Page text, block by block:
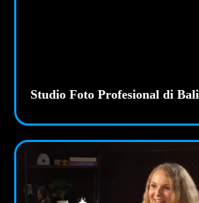
Studio Foto Profesional di Bali